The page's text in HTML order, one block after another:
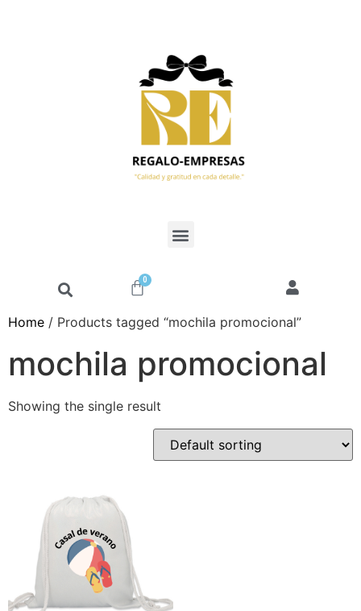
0
Home / Products tagged “mochila promocional”
mochila promocional
Showing the single result